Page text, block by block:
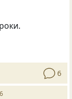
6